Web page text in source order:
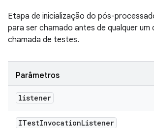
Etapa de inicialização do pós-
para ser chamado antes de qualquer
chamada de testes.
Parâmetros
listener
ITestInvocationListener